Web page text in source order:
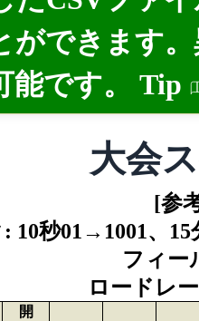
ができます
能です。Tip
大会
[参
: 10秒01→1001、
フィー
ロードレ
開